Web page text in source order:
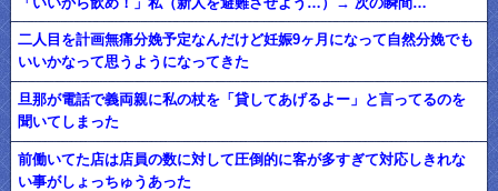
二人目を計画無痛分娩予定なんだけど妊娠9ヶ月になって自然分娩でも
いいかなって思うようになってきた
旦那が電話で義両親に私の杖を「貸してあげるよー」と言ってるのを
聞いてしまった
前働いてた店は店員の数に対して圧倒的に客が多すぎて対応しきれな
い事がしょっちゅうあった